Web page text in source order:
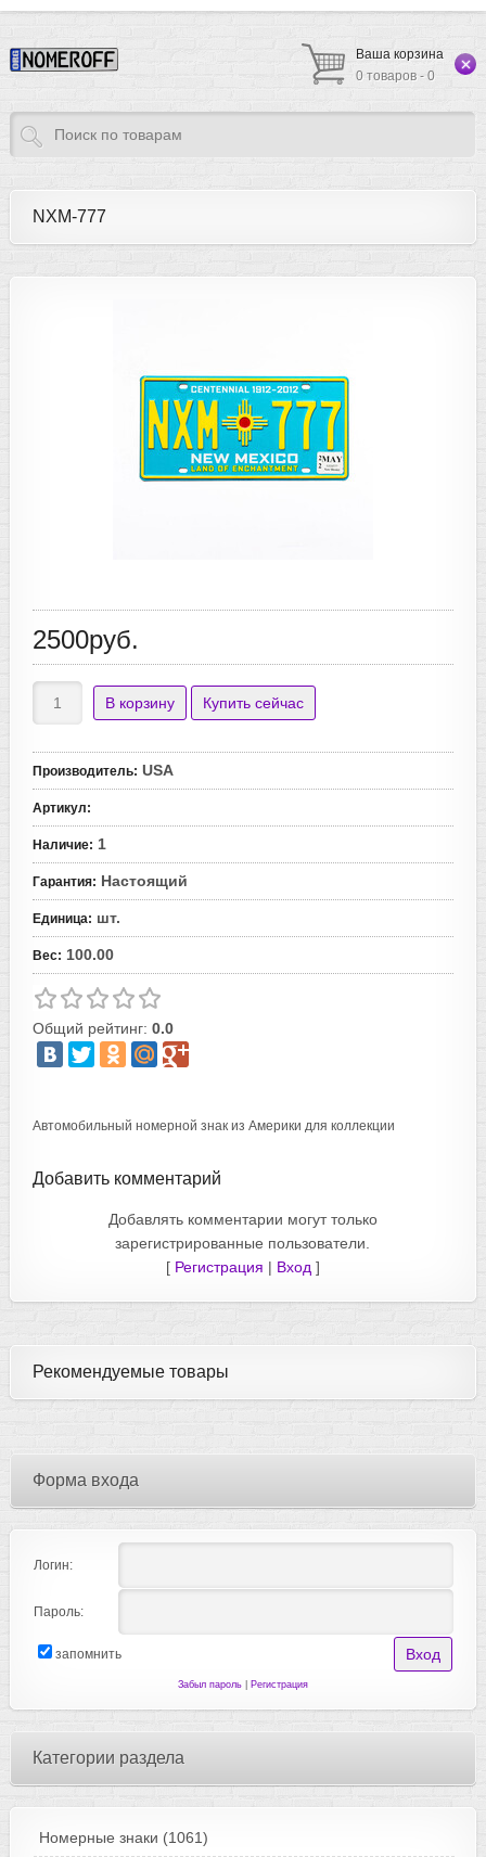
Ваша корзина
0 товаров - 0
NXM-777
2500руб.
Производитель: USA
Артикул:
Наличие: 1
Гарантия: Настоящий
Единица: шт.
Вес: 100.00
Общий рейтинг: 0.0
Автомобильный номерной знак из Америки для коллекции
Добавить комментарий
Добавлять комментарии могут только
зарегистрированные пользователи.
[ Регистрация | Вход ]
Рекомендуемые товары
Форма входа
Логин:
Пароль:
запомнить
Забыл пароль| Регистрация
Категории раздела
Номерные знаки (1061)